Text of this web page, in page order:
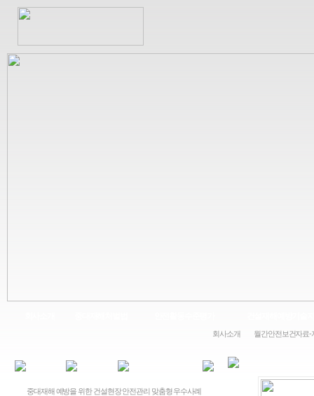
회사소개 월간안전보건자료-
중대재해 예방을 위한 건설현장 안전관리 맞춤형 우수사례